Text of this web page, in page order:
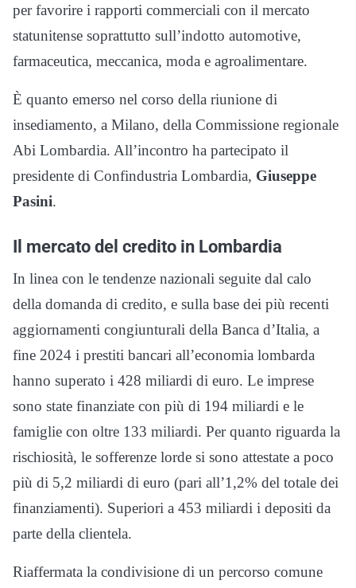
per favorire i rapporti commerciali con il mercato
statunitense soprattutto sull’indotto automotive,
farmaceutica, meccanica, moda e agroalimentare.
È quanto emerso nel corso della riunione di
insediamento, a Milano, della Commissione regionale
Abi Lombardia. All’incontro ha partecipato il
presidente di Confindustria Lombardia, Giuseppe
Pasini.
Il mercato del credito in Lombardia
In linea con le tendenze nazionali seguite dal calo
della domanda di credito, e sulla base dei più recenti
aggiornamenti congiunturali della Banca d’Italia, a
fine 2024 i prestiti bancari all’economia lombarda
hanno superato i 428 miliardi di euro. Le imprese
sono state finanziate con più di 194 miliardi e le
famiglie con oltre 133 miliardi. Per quanto riguarda la
rischiosità, le sofferenze lorde si sono attestate a poco
più di 5,2 miliardi di euro (pari all’1,2% del totale dei
finanziamenti). Superiori a 453 miliardi i depositi da
parte della clientela.
Riaffermata la condivisione di un percorso comune